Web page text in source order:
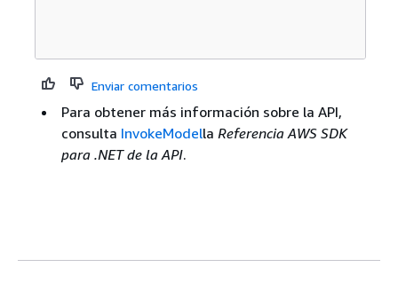
Enviar comentarios
Para obtener más información sobre la API,
consulta InvokeModella Referencia AWS SDK
para .NET de la API.